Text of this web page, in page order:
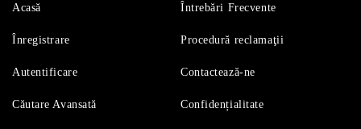
Acasă
Înregistrare
Autentificare
Căutare Avansată
Întrebări Frecvente
Procedură reclamaţii
Contactează-ne
Confidențialitate